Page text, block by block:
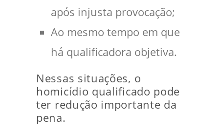
após injusta provocação;
Ao mesmo tempo em que
há qualificadora objetiva.
Nessas situações, o
homicídio qualificado pode
ter redução importante da
pena.